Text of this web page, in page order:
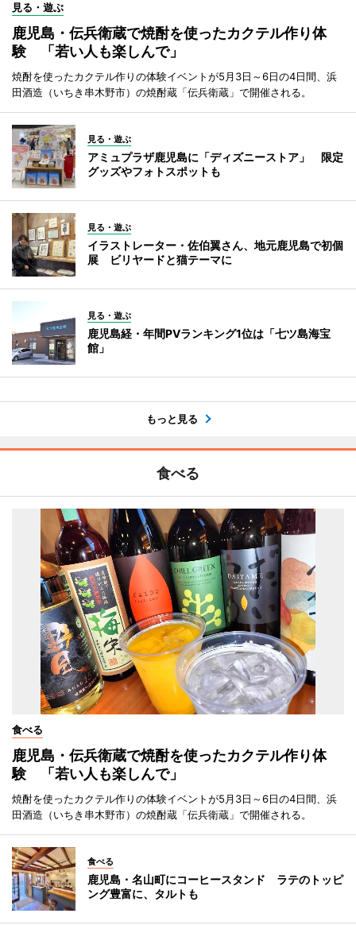
見る・遊ぶ
鹿児島・伝兵衛蔵で焼酎を使ったカクテル作り体
験 「若い人も楽しんで」
焼酎を使ったカクテル作りの体験イベントが5月3日～6日の4日間、浜
田酒造（いちき串木野市）の焼酎蔵「伝兵衛蔵」で開催される。
見る・遊ぶ
アミュプラザ鹿児島に「ディズニーストア」 限定
グッズやフォトスポットも
見る・遊ぶ
イラストレーター・佐伯翼さん、地元鹿児島で初個
展 ビリヤードと猫テーマに
見る・遊ぶ
鹿児島経・年間PVランキング1位は「七ツ島海宝
館」
もっと見る
食べる
食べる
鹿児島・伝兵衛蔵で焼酎を使ったカクテル作り体
験 「若い人も楽しんで」
焼酎を使ったカクテル作りの体験イベントが5月3日～6日の4日間、浜
田酒造（いちき串木野市）の焼酎蔵「伝兵衛蔵」で開催される。
食べる
鹿児島・名山町にコーヒースタンド ラテのトッピ
ング豊富に、タルトも